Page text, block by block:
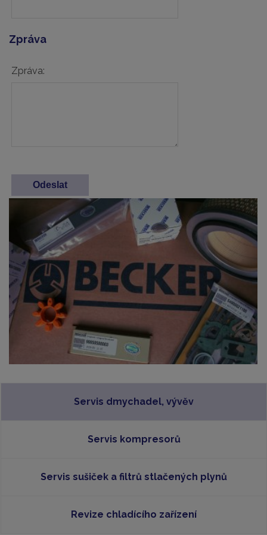
Zpráva
Zpráva:
Servis dmychadel, vývěv
Servis kompresorů
Servis sušiček a filtrů stlačených plynů
Revize chladícího zařízení